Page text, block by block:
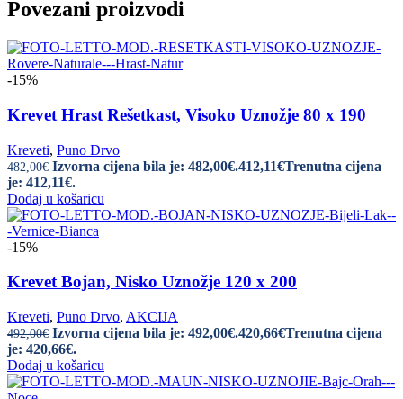
Povezani proizvodi
-15%
Krevet Hrast Rešetkast, Visoko Uznožje 80 x 190
Kreveti, Puno Drvo
482,00€ Izvorna cijena bila je: 482,00€.412,11€Trenutna cijena
je: 412,11€.
Dodaj u košaricu
-15%
Krevet Bojan, Nisko Uznožje 120 x 200
Kreveti, Puno Drvo, AKCIJA
492,00€ Izvorna cijena bila je: 492,00€.420,66€Trenutna cijena
je: 420,66€.
Dodaj u košaricu